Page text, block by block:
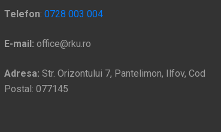
Telefon: 0728 003 004
E-mail: office@rku.ro
Adresa: Str. Orizontului 7, Pantelimon, Ilfov, Cod
Postal: 077145